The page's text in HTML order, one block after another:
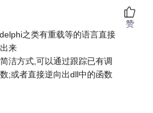
之类有重载等的语言直接
来
洁方式,可以通过跟踪已有调
;或者直接逆向出dll中的函数
赞